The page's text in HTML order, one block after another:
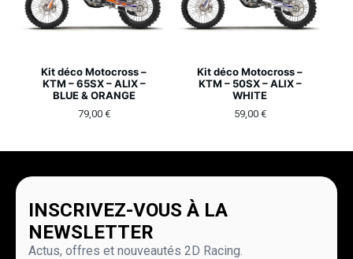
Kit déco Motocross –
KTM – 65SX – ALIX –
BLUE & ORANGE
79,00 €
Kit déco Motocross –
KTM – 50SX – ALIX –
WHITE
59,00 €
INSCRIVEZ-VOUS À LA
NEWSLETTER
Actus, offres et nouveautés 2D Racing.